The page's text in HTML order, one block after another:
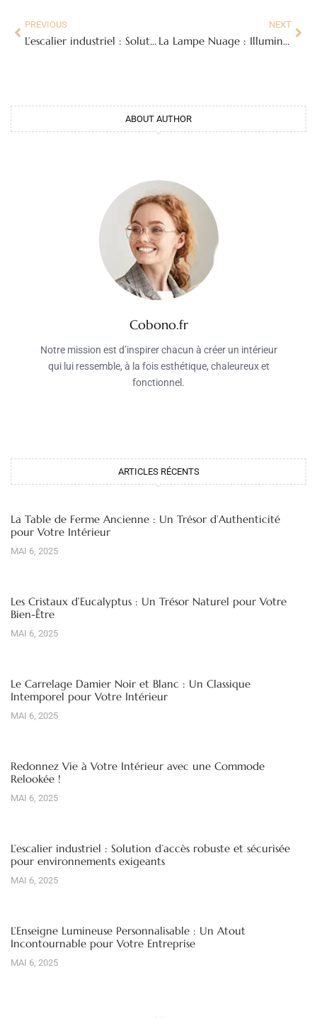
PREVIOUS
L’escalier industriel : Solution d’accès robuste et sécurisée pour environnements exigeants
NEXT
La Lampe Nuage : Illuminez Votre Intérieur avec une Touche de Rêverie
ABOUT AUTHOR
Cobono.fr
Notre mission est d’inspirer chacun à créer un intérieur
qui lui ressemble, à la fois esthétique, chaleureux et
fonctionnel.
ARTICLES RÉCENTS
La Table de Ferme Ancienne : Un Trésor d’Authenticité
pour Votre Intérieur
MAI 6, 2025
Les Cristaux d’Eucalyptus : Un Trésor Naturel pour Votre
Bien-Être
MAI 6, 2025
Le Carrelage Damier Noir et Blanc : Un Classique
Intemporel pour Votre Intérieur
MAI 6, 2025
Redonnez Vie à Votre Intérieur avec une Commode
Relookée !
MAI 6, 2025
L’escalier industriel : Solution d’accès robuste et sécurisée
pour environnements exigeants
MAI 6, 2025
L’Enseigne Lumineuse Personnalisable : Un Atout
Incontournable pour Votre Entreprise
MAI 6, 2025